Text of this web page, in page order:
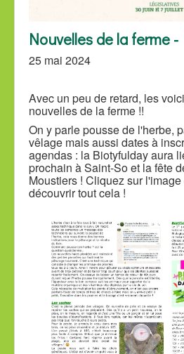
Nouvelles de la ferme
25 mai 2024
Avec un peu de retard, les
nouvelles de la ferme !!
On y parle pousse de l'herbe,
vêlage mais aussi dates à
agendas : la Biotyfulday aura
prochain à Saint-So et la fête
Moustiers ! Cliquez sur
découvrir tout cela !